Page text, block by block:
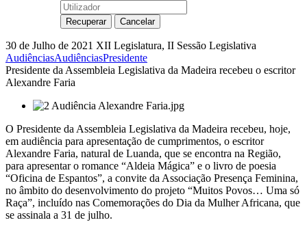
30 de Julho de 2021 XII Legislatura, II Sessão Legislativa
AudiênciasAudiênciasPresidente
Presidente da Assembleia Legislativa da Madeira recebeu o escritor
Alexandre Faria
O Presidente da Assembleia Legislativa da Madeira recebeu, hoje,
em audiência para apresentação de cumprimentos, o escritor
Alexandre Faria, natural de Luanda, que se encontra na Região,
para apresentar o romance “Aldeia Mágica” e o livro de poesia
“Oficina de Espantos”, a convite da Associação Presença Feminina,
no âmbito do desenvolvimento do projeto “Muitos Povos… Uma só
Raça”, incluído nas Comemorações do Dia da Mulher Africana, que
se assinala a 31 de julho.